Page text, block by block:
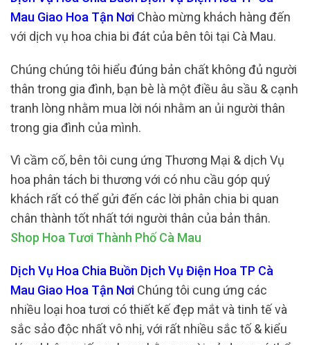
Mau Giao Hoa Tận Nơi Chào mừng khách hàng đến
với dịch vụ hoa chia bi đát của bên tôi tại Cà Mau.
Chúng chúng tôi hiểu đúng bản chất không đủ người
thân trong gia đình, bạn bè là một điều âu sầu & cạnh
tranh lòng nhằm mua lời nói nhằm an ủi người thân
trong gia đình của mình.
Vì cầm cố, bên tôi cung ứng Thương Mại & dịch Vụ
hoa phân tách bi thương với có nhu cầu góp quý
khách rất có thể gửi đến các lời phân chia bi quan
chân thành tốt nhất tới người thân của bản thân.
Shop Hoa Tươi Thành Phố Cà Mau
Dịch Vụ Hoa Chia Buồn Dịch Vụ Điện Hoa TP Cà
Mau Giao Hoa Tận Nơi Chúng tôi cung ứng các
nhiều loại hoa tươi có thiết kế đẹp mắt và tinh tế và
sắc sảo độc nhất vô nhị, với rất nhiều sắc tố & kiểu